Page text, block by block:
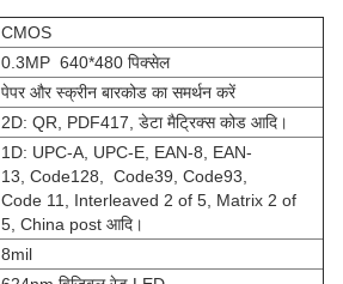
CMOS
0.3MP 640*480 पिक्सेल
पेपर और स्क्रीन बारकोड का समर्थन करें
2D: QR, PDF417, डेटा मैट्रिक्स कोड आदि।
1D: UPC-A, UPC-E, EAN-8, EAN-
13, Code128, Code39, Code93,
Code 11, Interleaved 2 of 5, Matrix 2 of
5, China post आदि।
8mil